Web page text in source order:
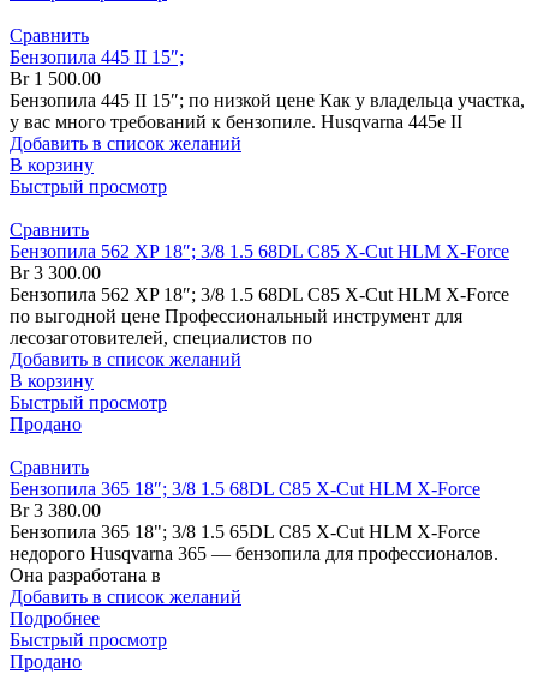
Сравнить
Бензопила 445 II 15″;
Br1 500.00
Бензопила 445 II 15″; по низкой цене Как у владельца участка,
у вас много требований к бензопиле. Husqvarna 445e II
Добавить в список желаний
В корзину
Быстрый просмотр
Сравнить
Бензопила 562 XP 18″; 3/8 1.5 68DL C85 X-Cut HLM X-Force
Br3 300.00
Бензопила 562 XP 18″; 3/8 1.5 68DL C85 X-Cut HLM X-Force
по выгодной цене Профессиональный инструмент для
лесозаготовителей, специалистов по
Добавить в список желаний
В корзину
Быстрый просмотр
Продано
Сравнить
Бензопила 365 18″; 3/8 1.5 68DL C85 X-Cut HLM X-Force
Br3 380.00
Бензопила 365 18"; 3/8 1.5 65DL C85 X-Cut HLM X-Force
недорого Husqvarna 365 — бензопила для профессионалов.
Она разработана в
Добавить в список желаний
Подробнее
Быстрый просмотр
Продано